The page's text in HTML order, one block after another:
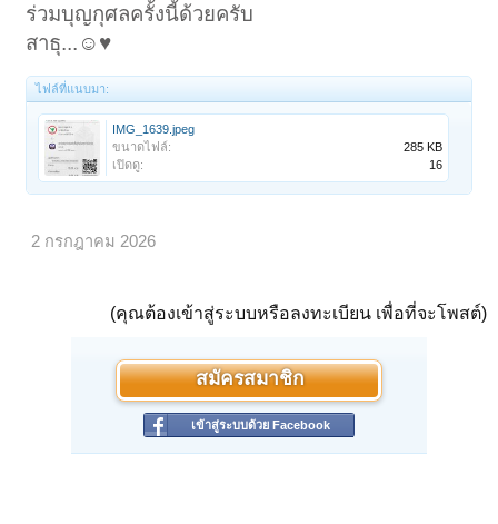
ร่วมบุญกุศลครั้งนี้ด้วยครับ
สาธุ...☺️♥️
ไฟล์ที่แนบมา:
IMG_1639.jpeg
ขนาดไฟล์:
285 KB
เปิดดู:
16
2 กรกฎาคม 2026
(คุณต้องเข้าสู่ระบบหรือลงทะเบียน เพื่อที่จะโพสต์)
สมัครสมาชิก
เข้าสู่ระบบด้วย Facebook